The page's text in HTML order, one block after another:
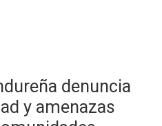
denuncia
y amenazas